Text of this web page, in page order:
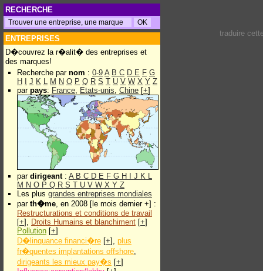
RECHERCHE
ENTREPRISES
D�couvrez la r�alit� des entreprises et
des marques!
Recherche par nom : 0-9 A B C D E F G
H
J K L M N O P Q R S T U V W X Y Z
par pays: France, Etats-unis, Chine [+]
par dirigeant: A B C D E F G H J K L
M N O P Q R S T U V W X Y Z
Les plus grandes entreprises mondiales
par th�me, en 2008 [le mois dernier +] :
Restructurations et conditions de travail
[+], Droits Humains et blanchiment [+]
Pollution [+]
D�linquance financi�re [+], plus
fr�quentes implantations offshore,
dirigeants les mieux pay�s [+]
traduire